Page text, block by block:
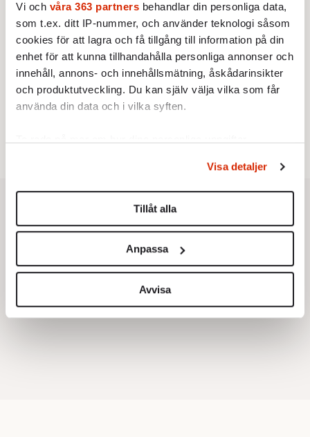
Vi och våra 363 partners behandlar din personliga data,
som t.ex. ditt IP-nummer, och använder teknologi såsom
cookies för att lagra och få tillgång till information på din
enhet för att kunna tillhandahålla personliga annonser och
innehåll, annons- och innehållsmätning, åskådarinsikter
och produktutveckling. Du kan själv välja vilka som får
använda din data och i vilka syften.
Du kan ändra eller dra tillbaka ditt samtycke när som
helst från cookie-förklaringen.
Vi använder enhetsidentifierare för att anpassa innehållet
för sociala medier och analysera vår trafik. Vi
vidarebefordrar även sådana identifierare och annan
information från din enhet till de sociala medier och
annons- och analysföretag som vi samarbetar med.
Dessa kan i sin tur kombinera informationen med annan
Visa detaljer
Tillåt alla
Anpassa
Avvisa
3.Sakine Madon: Efter islamistdådet oroar sig
vänstern för Agnes Wold
KRÖNIKA
4. Nina Lekander:
På ”Kommunisthögskolan” drömde
alla om att vara arbetarklass
STICKET
5.Dan Korn:Quisling, quislingar och sten i glashus
STICKET
6.Johan Romin:Andersson, hur ska du få ihop det